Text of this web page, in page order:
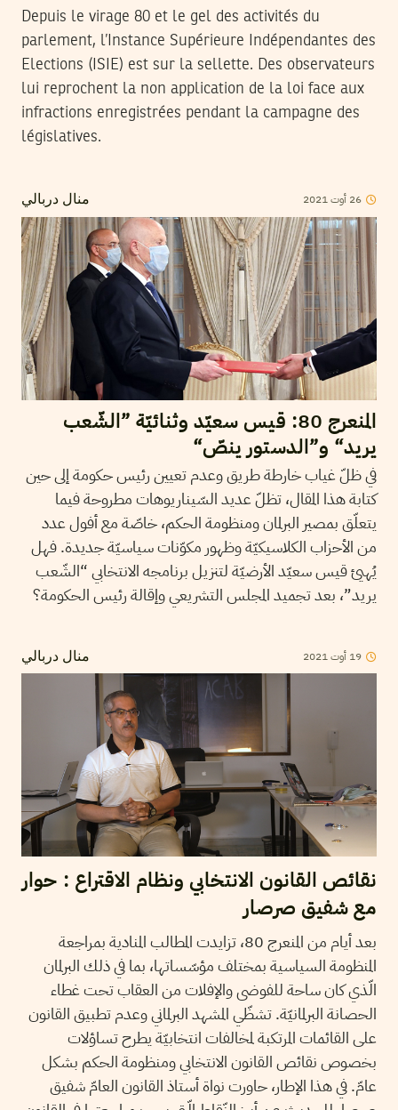
Depuis le virage 80 et le gel des activités du
parlement, l’Instance Supérieure Indépendantes des
Elections (ISIE) est sur la sellette. Des observateurs
lui reprochent la non application de la loi face aux
infractions enregistrées pendant la campagne des
législatives.
منال دربالي 26 أوت2021
المنعرج 80: قيس سعيّد وثنائيّة ”الشّعب
يريد“ و”الدستور ينصّ“
في ظلّ غياب خارطة طريق وعدم تعيين رئيس حكومة إلى حين
كتابة هذا المقال، تظلّ عديد السّيناريوهات مطروحة فيما
يتعلّق بمصير البرلمان ومنظومة الحكم، خاصّة مع أفول عدد
من الأحزاب الكلاسيكيّة وظهور مكوّنات سياسيّة جديدة. فهل
يُهيئ قيس سعيّد الأرضيّة لتنزيل برنامجه الانتخابي “الشّعب
يريد”، بعد تجميد المجلس التشريعي وإقالة رئيس الحكومة؟
منال دربالي 19 أوت2021
نقائص القانون الانتخابي ونظام الاقتراع : حوار
مع شفيق صرصار
بعد أيام من المنعرج 80، تزايدت المطالب المنادية بمراجعة
المنظومة السياسية بمختلف مؤسّساتها، بما في ذلك البرلمان
الّذي كان ساحة للفوضى والإفلات من العقاب تحت غطاء
الحصانة البرلمانيّة. تشظّي المشهد البرلماني وعدم تطبيق القانون
على القائمات المرتكبة لمخالفات انتخابيّة يطرح تساؤلات
بخصوص نقائص القانون الانتخابي ومنظومة الحكم بشكل
عامّ. في هذا الإطار، حاورت نواة أستاذ القانون العامّ شفيق